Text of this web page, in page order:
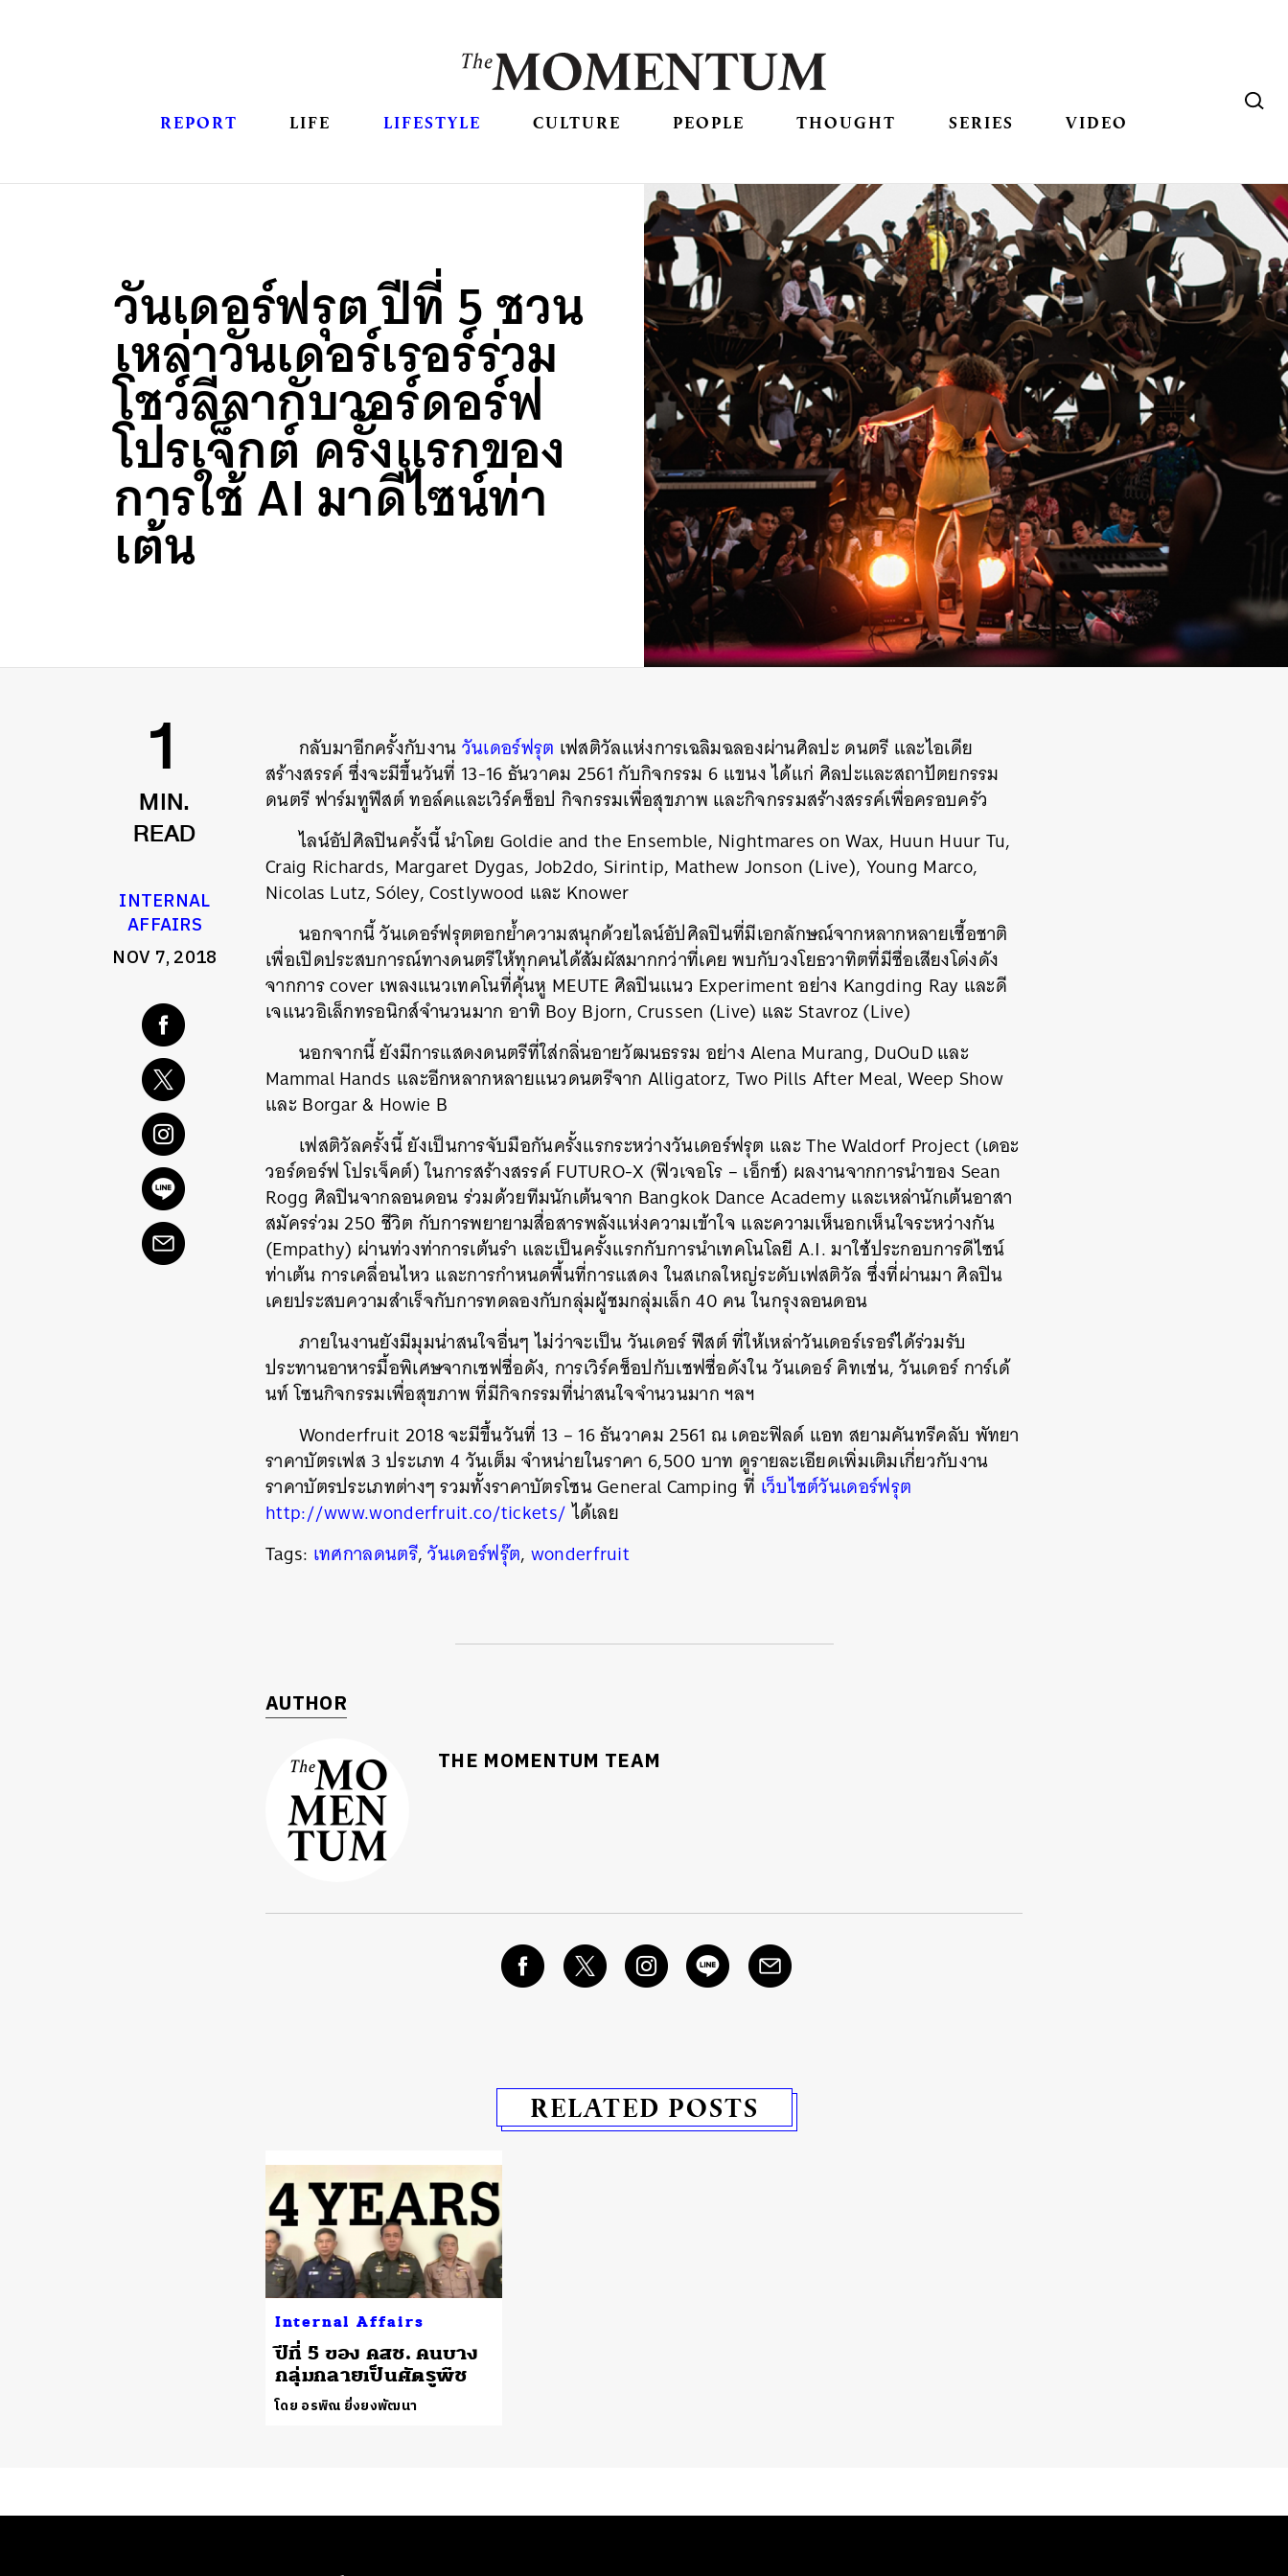
REPORT LIFE LIFESTYLE CULTURE PEOPLE THOUGHT SERIES VIDEO
วันเดอร์ฟรุต ปีที่ 5 ชวน
เหล่าวันเดอร์เรอร์ร่วม
โชว์ลีลากับวอร์ดอร์ฟ
โปรเจ็กต์ ครั้งแรกของ
การใช้ AI มาดีไซน์ท่า
เต้น
1
MIN.
READ
INTERNAL
AFFAIRS
NOV 7, 2018
กลับมาอีกครั้งกับงานวันเดอร์ฟรุต เฟสติวัลแห่งการเฉลิมฉลองผ่านศิลปะ ดนตรี และไอเดีย
สร้างสรรค์ ซึ่งจะมีขึ้นวันที่ 13-16 ธันวาคม 2561 กับกิจกรรม 6 แขนง ได้แก่ ศิลปะและสถาปัตยกรรม
ดนตรี ฟาร์มทูฟีสต์ ทอล์คและเวิร์คช็อป กิจกรรมเพื่อสุขภาพ และกิจกรรมสร้างสรรค์เพื่อครอบครัว
ไลน์อัปศิลปินครั้งนี้ นำโดย Goldie and the Ensemble, Nightmares on Wax, Huun Huur Tu,
Craig Richards, Margaret Dygas, Job2do, Sirintip, Mathew Jonson (Live), Young Marco,
Nicolas Lutz, Sóley, Costlywood และ Knower
นอกจากนี้ วันเดอร์ฟรุตตอกย้ำความสนุกด้วยไลน์อัปศิลปินที่มีเอกลักษณ์จากหลากหลายเชื้อชาติ
เพื่อเปิดประสบการณ์ทางดนตรีให้ทุกคนได้สัมผัสมากกว่าที่เคย พบกับวงโยธวาทิตที่มีชื่อเสียงโด่งดัง
จากการ cover เพลงแนวเทคโนที่คุ้นหู MEUTE ศิลปินแนว Experiment อย่าง Kangding Ray และดี
เจแนวอิเล็กทรอนิกส์จำนวนมาก อาทิ Boy Bjorn, Crussen (Live) และ Stavroz (Live)
นอกจากนี้ ยังมีการแสดงดนตรีที่ใส่กลิ่นอายวัฒนธรรม อย่าง Alena Murang, DuOuD และ
Mammal Hands และอีกหลากหลายแนวดนตรีจาก Alligatorz, Two Pills After Meal, Weep Show
และ Borgar & Howie B
เฟสติวัลครั้งนี้ ยังเป็นการจับมือกันครั้งแรกระหว่างวันเดอร์ฟรุต และ The Waldorf Project (เดอะ
วอร์ดอร์ฟ โปรเจ็คต์) ในการสร้างสรรค์ FUTURO-X (ฟิวเจอโร – เอ็กซ์) ผลงานจากการนำของ Sean
Rogg ศิลปินจากลอนดอน ร่วมด้วยทีมนักเต้นจาก Bangkok Dance Academy และเหล่านักเต้นอาสา
สมัครร่วม 250 ชีวิต กับการพยายามสื่อสารพลังแห่งความเข้าใจ และความเห็นอกเห็นใจระหว่างกัน
(Empathy) ผ่านท่วงท่าการเต้นรำ และเป็นครั้งแรกกับการนำเทคโนโลยี A.I. มาใช้ประกอบการดีไซน์
ท่าเต้น การเคลื่อนไหว และการกำหนดพื้นที่การแสดง ในสเกลใหญ่ระดับเฟสติวัล ซึ่งที่ผ่านมา ศิลปิน
เคยประสบความสำเร็จกับการทดลองกับกลุ่มผู้ชมกลุ่มเล็ก 40 คน ในกรุงลอนดอน
ภายในงานยังมีมุมน่าสนใจอื่นๆ ไม่ว่าจะเป็น วันเดอร์ ฟีสต์ ที่ให้เหล่าวันเดอร์เรอร์ได้ร่วมรับ
ประทานอาหารมื้อพิเศษจากเชฟชื่อดัง, การเวิร์คช็อปกับเชฟชื่อดังใน วันเดอร์ คิทเช่น, วันเดอร์ การ์เด้
นท์ โซนกิจกรรมเพื่อสุขภาพ ที่มีกิจกรรมที่น่าสนใจจำนวนมาก ฯลฯ
Wonderfruit 2018 จะมีขึ้นวันที่ 13 – 16 ธันวาคม 2561 ณ เดอะฟิลด์ แอท สยามคันทรีคลับ พัทยา
ราคาบัตรเฟส 3 ประเภท 4 วันเต็ม จำหน่ายในราคา 6,500 บาท ดูรายละเอียดเพิ่มเติมเกี่ยวกับงาน
ราคาบัตรประเภทต่างๆ รวมทั้งราคาบัตรโซน General Camping ที่ เว็บไซต์วันเดอร์ฟรุต
http://www.wonderfruit.co/tickets/ได้เลย
Tags: เทศกาลดนตรี,วันเดอร์ฟรุ๊ต, wonderfruit
AUTHOR
THE MOMENTUM TEAM
RELATED POSTS
Internal Affairs
ปีที่ 5 ของ คสช. คนบาง
กลุ่มกลายเป็นศัตรูพืช
โดย อรพิณ ยิ่งยงพัฒนา
ค้นหา
SHARE TWEET